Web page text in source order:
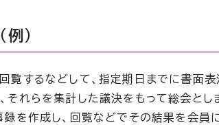
）
覧するなどして、指定期日までに書面表
それらを集計した議決をもって総会とし
録を作成し、回覧などでその結果を会員